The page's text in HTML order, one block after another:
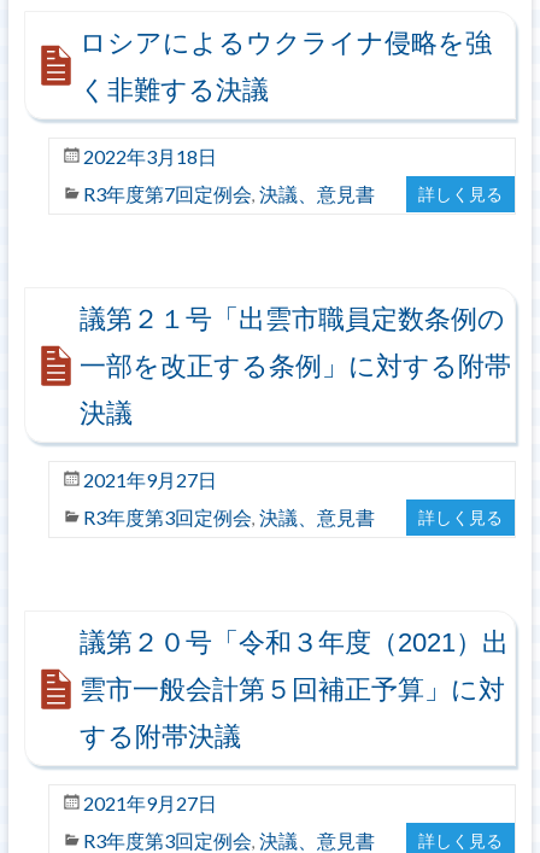
ロシアによるウクライナ侵略を強
く非難する決議
2022年3月18日
R3年度第7回定例会, 決議、意見書 詳しく見る
議第２１号「出雲市職員定数条例の
一部を改正する条例」に対する附帯
決議
2021年9月27日
R3年度第3回定例会, 決議、意見書 詳しく見る
議第２０号「令和３年度（2021）出
雲市一般会計第５回補正予算」に対
する附帯決議
2021年9月27日
R3年度第3回定例会, 決議、意見書 詳しく見る